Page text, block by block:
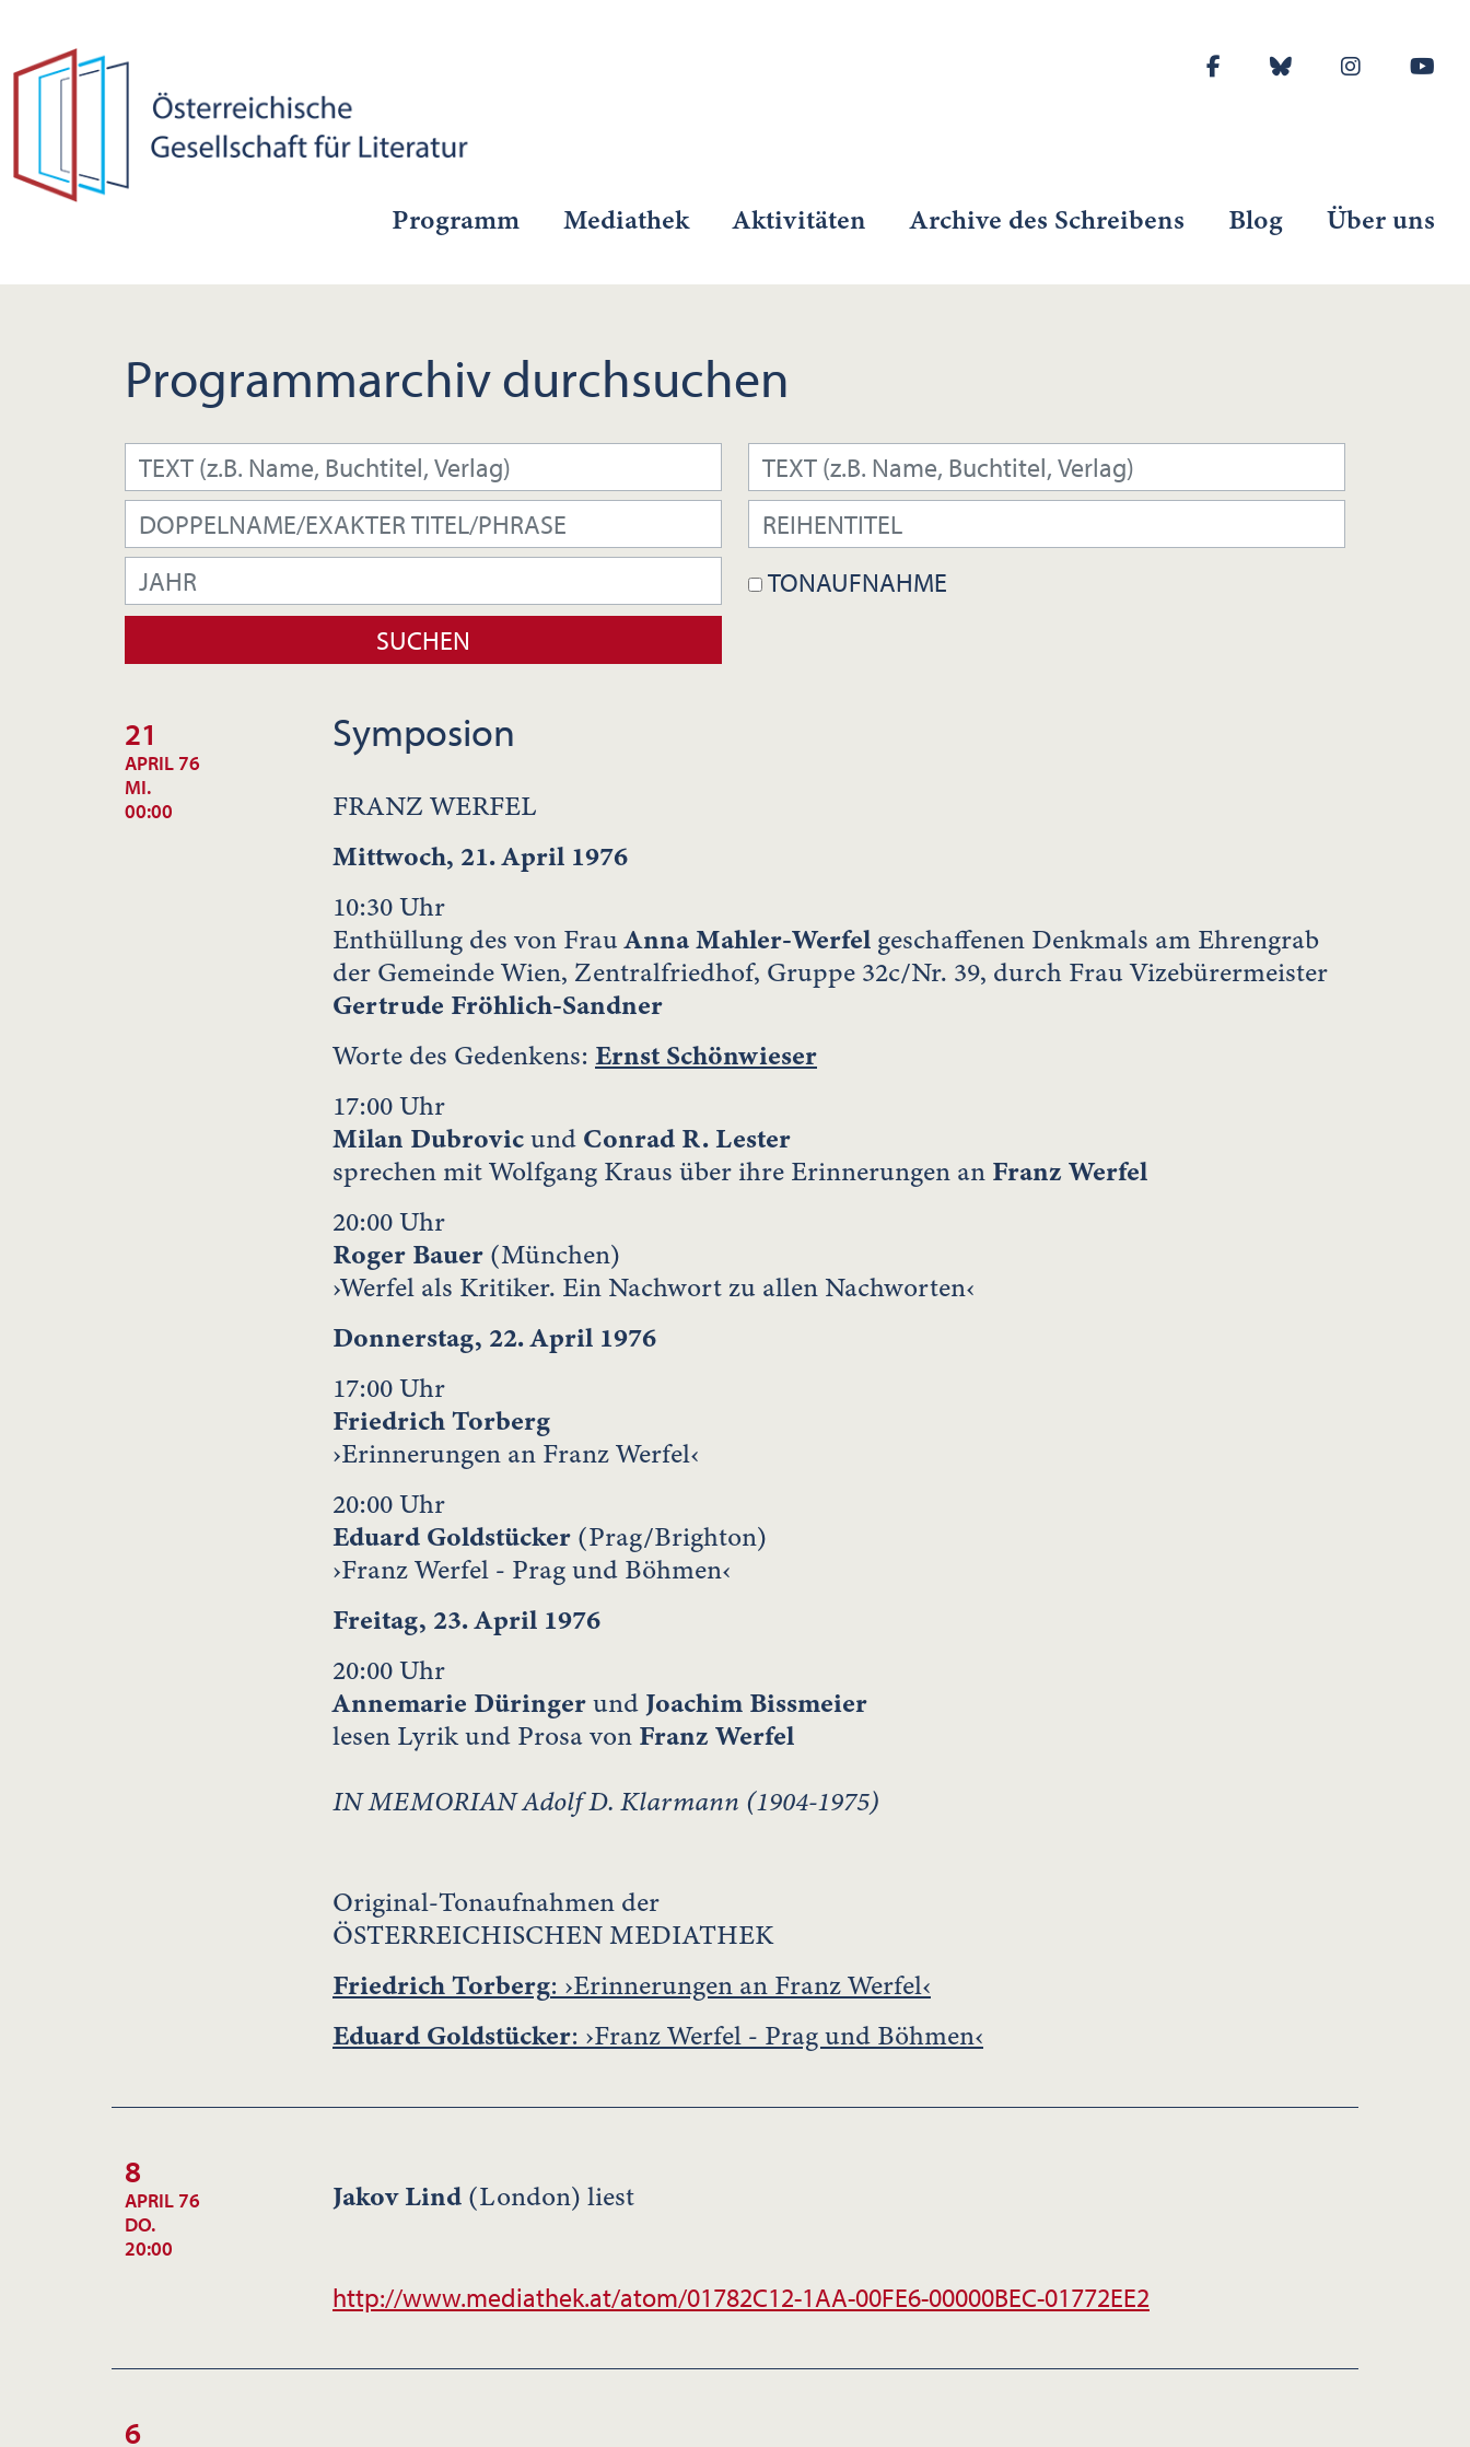
Programm Mediathek Aktivitäten Archive des Schreibens Blog Über uns
Programmarchiv durchsuchen
TONAUFNAHME
21
APRIL 76
MI.
00:00
Symposion
FRANZ WERFEL
Mittwoch, 21. April 1976
10:30 Uhr
Enthüllung des von FrauAnna Mahler-Werfel geschaffenen Denkmals am Ehrengrab
der Gemeinde Wien, Zentralfriedhof, Gruppe 32c/Nr. 39, durch Frau Vizebürermeister
Gertrude Fröhlich-Sandner
Worte des Gedenkens: Ernst Schönwieser
17:00 Uhr
Milan Dubrovicund Conrad R. Lester
sprechen mit Wolfgang Kraus über ihre Erinnerungen an Franz Werfel
20:00 Uhr
Roger Bauer (München)
›Werfel als Kritiker. Ein Nachwort zu allen Nachworten‹
Donnerstag, 22. April 1976
17:00 Uhr
Friedrich Torberg
›Erinnerungen an Franz Werfel‹
20:00 Uhr
Eduard Goldstücker (Prag/Brighton)
›Franz Werfel - Prag und Böhmen‹
Freitag, 23. April 1976
20:00 Uhr
Annemarie Düringerund Joachim Bissmeier
lesen Lyrik und Prosa von Franz Werfel
IN MEMORIAN Adolf D. Klarmann (1904-1975)
Original-Tonaufnahmen der
ÖSTERREICHISCHEN MEDIATHEK
Friedrich Torberg: ›Erinnerungen an Franz Werfel‹
Eduard Goldstücker: ›Franz Werfel - Prag und Böhmen‹
8
APRIL 76
DO.
20:00
Jakov Lind (London) liest
http://www.mediathek.at/atom/01782C12-1AA-00FE6-00000BEC-01772EE2
6